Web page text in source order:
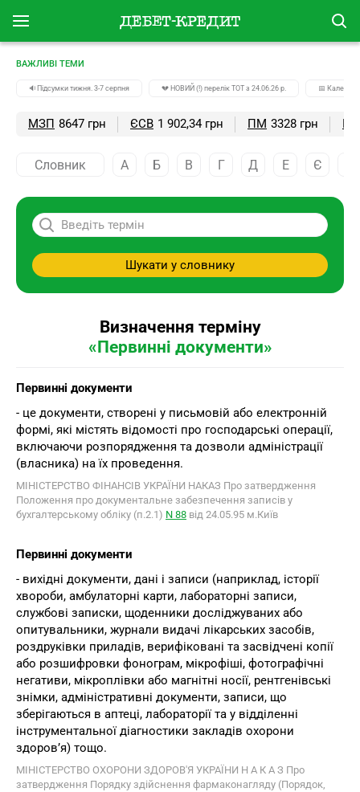
ВАЖЛИВІ ТЕМИ
🔉Підсумки тижня. 3-7 серпня 💔 НОВИЙ (!) перелік ТОТ з 24.06.26 р. 📅
МЗП 8647 грн ЄСВ 1 902,34 грн ПМ 3328 грн
Словник А Б В Г Д Е Є
Шукати у словнику
Визначення терміну
«Первинні документи»
Первинні документи
- це документи, створені у письмовій або електронній
формі, які містять відомості про господарські операції,
включаючи розпорядження та дозволи адміністрації
(власника) на їх проведення.
МІНІСТЕРСТВО ФІНАНСІВ УКРАЇНИ НАКАЗ Про затвердження
Положення про документальне забезпечення записів у
бухгалтерському обліку (п.2.1) N 88 від 24.05.95 м.Київ
Первинні документи
- вихідні документи, дані і записи (наприклад, історії
хвороби, амбулаторні карти, лабораторні записи,
службові записки, щоденники досліджуваних або
опитувальники, журнали видачі лікарських засобів,
роздруківки приладів, верифіковані та засвідчені копії
або розшифровки фонограм, мікрофіші, фотографічні
негативи, мікроплівки або магнітні носії, рентгенівські
знімки, адміністративні документи, записи, що
зберігаються в аптеці, лабораторії та у відділенні
інструментальної діагностики закладів охорони
здоров’я) тощо.
МІНІСТЕРСТВО ОХОРОНИ ЗДОРОВ'Я УКРАЇНИ Н А К А З Про
затвердження Порядку здійснення фармаконагляду (Порядок,